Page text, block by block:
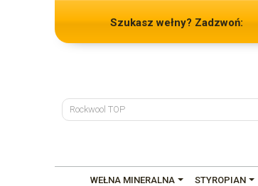
Szukasz wełny? Zadzwoń:
WEŁNA MINERALNA STYROPIAN